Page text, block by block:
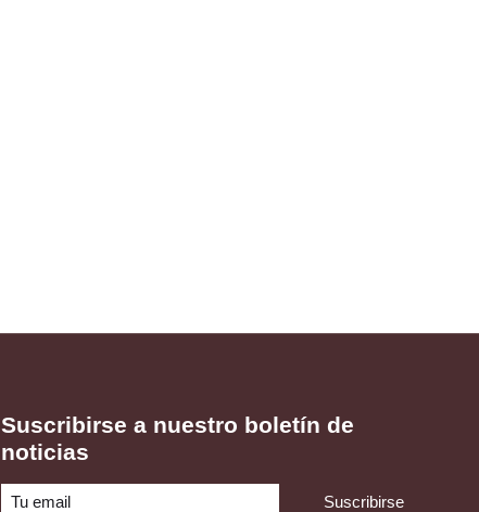
Suscribirse a nuestro boletín de
noticias
Suscribirse